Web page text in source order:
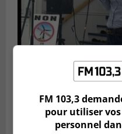
Publié le 6 juillet 2026 à 11h18
pourFM 103,3
pour utiliser
personnel